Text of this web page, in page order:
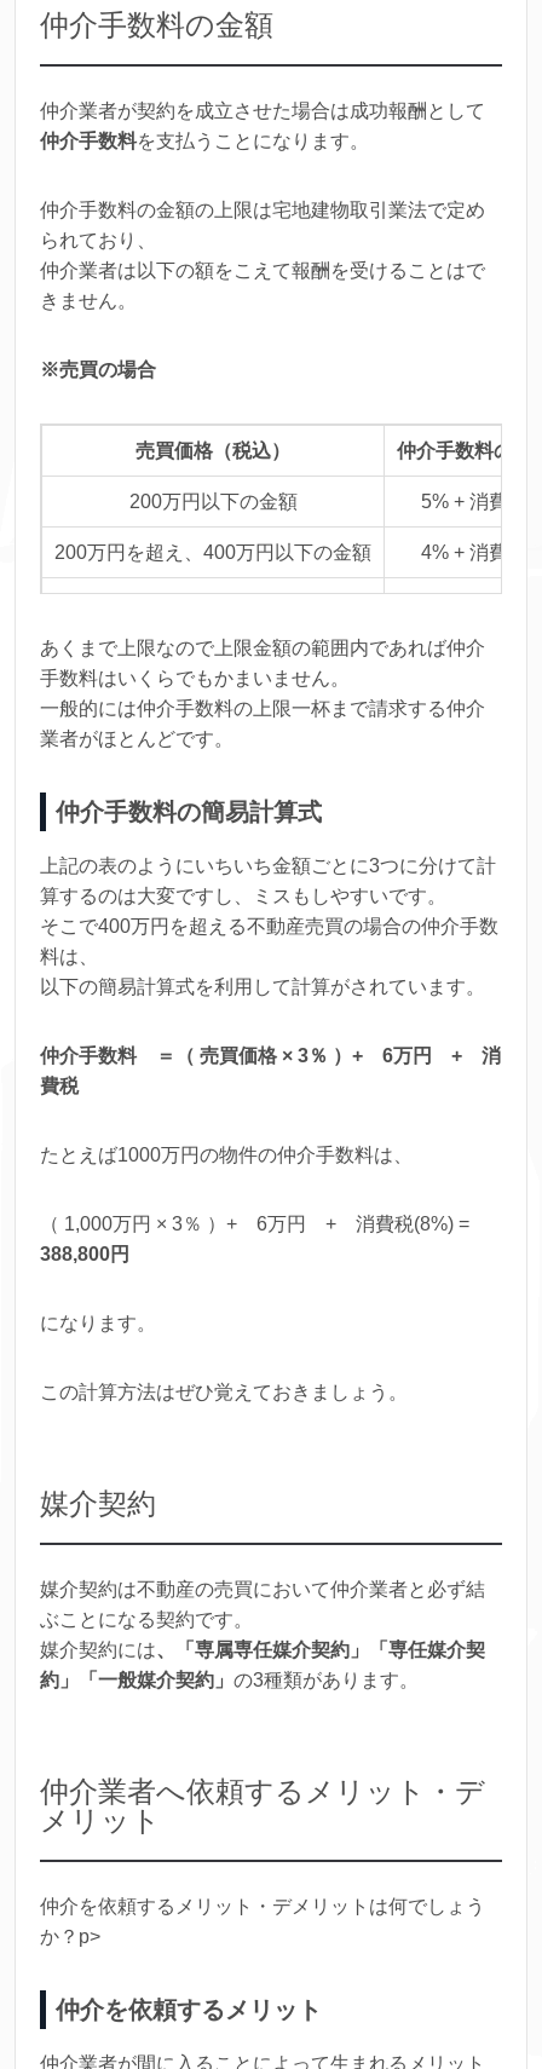
仲介手数料の金額
仲介業者が契約を成立させた場合は成功報酬として
仲介手数料を支払うことになります。
仲介手数料の金額の上限は宅地建物取引業法で定め
られており、
仲介業者は以下の額をこえて報酬を受けることはで
きません。
※売買の場合
売買価格（税込） 仲介手数料の上
200万円以下の金額 5% + 消費税
200万円を超え、400万円以下の金額 4% + 消費税
あくまで上限なので上限金額の範囲内であれば仲介
手数料はいくらでもかまいません。
一般的には仲介手数料の上限一杯まで請求する仲介
業者がほとんどです。
仲介手数料の簡易計算式
上記の表のようにいちいち金額ごとに3つに分けて計
算するのは大変ですし、ミスもしやすいです。
そこで400万円を超える不動産売買の場合の仲介手数
料は、
以下の簡易計算式を利用して計算がされています。
仲介手数料 ＝（ 売買価格 × 3％ ）+ 6万円 + 消
費税
たとえば1000万円の物件の仲介手数料は、
（ 1,000万円 × 3％ ）+ 6万円 + 消費税(8%) =
388,800円
になります。
この計算方法はぜひ覚えておきましょう。
媒介契約
媒介契約は不動産の売買において仲介業者と必ず結
ぶことになる契約です。
媒介契約には、「専属専任媒介契約」「専任媒介契
約」「一般媒介契約」 の3種類があります。
仲介業者へ依頼するメリット・デ
メリット
仲介を依頼するメリット・デメリットは何でしょう
か？p>
仲介を依頼するメリット
仲介業者が間に入ることによって生まれるメリット